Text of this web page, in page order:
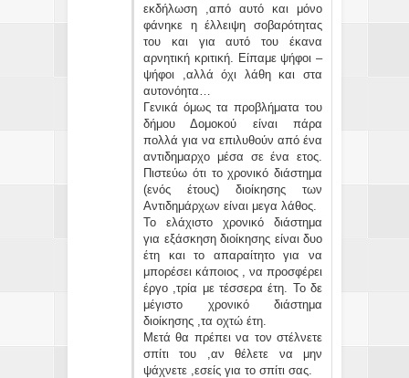
εκδήλωση ,από αυτό και μόνο
φάνηκε η έλλειψη σοβαρότητας
του και για αυτό του έκανα
αρνητική κριτική. Είπαμε ψήφοι –
ψήφοι ,αλλά όχι λάθη και στα
αυτονόητα…
Γενικά όμως τα προβλήματα του
δήμου Δομοκού είναι πάρα
πολλά για να επιλυθούν από ένα
αντιδημαρχο μέσα σε ένα ετος.
Πιστεύω ότι το χρονικό διάστημα
(ενός έτους) διοίκησης των
Αντιδημάρχων είναι μεγα λάθος.
Το ελάχιστο χρονικό διάστημα
για εξάσκηση διοίκησης είναι δυο
έτη και το απαραίτητο για να
μπορέσει κάποιος , να προσφέρει
έργο ,τρία με τέσσερα έτη. Το δε
μέγιστο χρονικό διάστημα
διοίκησης ,τα οχτώ έτη.
Μετά θα πρέπει να τον στέλνετε
σπίτι του ,αν θέλετε να μην
ψάχνετε ,εσείς για το σπίτι σας.